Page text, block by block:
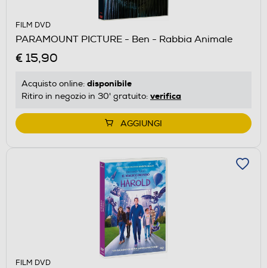
FILM DVD
PARAMOUNT PICTURE - Ben - Rabbia Animale
€ 15,90
Acquisto online: disponibile
Ritiro in negozio in 30' gratuito: verifica
AGGIUNGI
FILM DVD